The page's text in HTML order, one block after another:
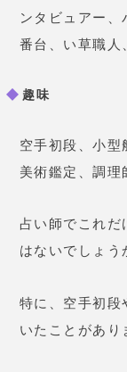
ンタビュアー
番台、い草職人
趣味
空手初段、小
美術鑑定、調理
占い師でこれ
はないでしょう
特に、空手初段
いたことがあり